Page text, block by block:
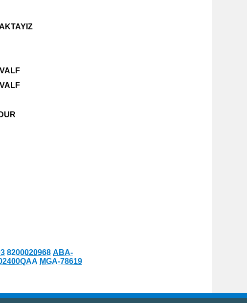
8200020968 ABA-
MGA-78619